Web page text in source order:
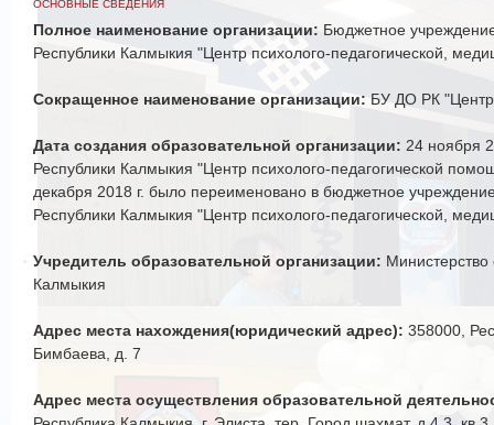
ОСНОВНЫЕ СВЕДЕНИЯ
Полное наименование организации: Бюджетное
Республики Калмыкия "Центр психолого-педагогической,
Сокращенное наименование организации: БУ ДО РК
Дата создания образовательной организации: 24 ноября
Республики Калмыкия "Центр психолого-педагогической
декабря 2018 г. было переименовано в бюджетное
Республики Калмыкия "Центр психолого-педагогической,
Учредитель образовательной организации: Министерство
Калмыкия
Адрес места нахождения(юридический адрес): 358000,
Бимбаева, д. 7
Адрес места осуществления образовательной